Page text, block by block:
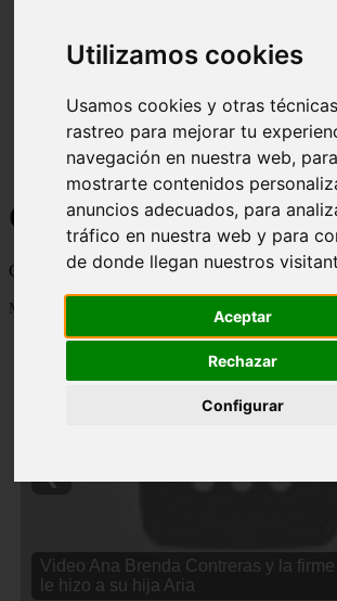
Utilizamos cookies
Usamos cookies y otras
rastreo para mejorar tu
navegación en nuestra web, para
mostrarte contenidos
anuncios adecuados, para
tráfico en nuestra web y para
de donde llegan nuestros
Aceptar
Rechazar
Configurar
Curiosidades y Sabias
Cosas curiosas, curiosidades, noticias
Mostrando 1 - 24 de 2838 artículos
Video Ana Brenda Contreras y la
le hizo a su hija Aria